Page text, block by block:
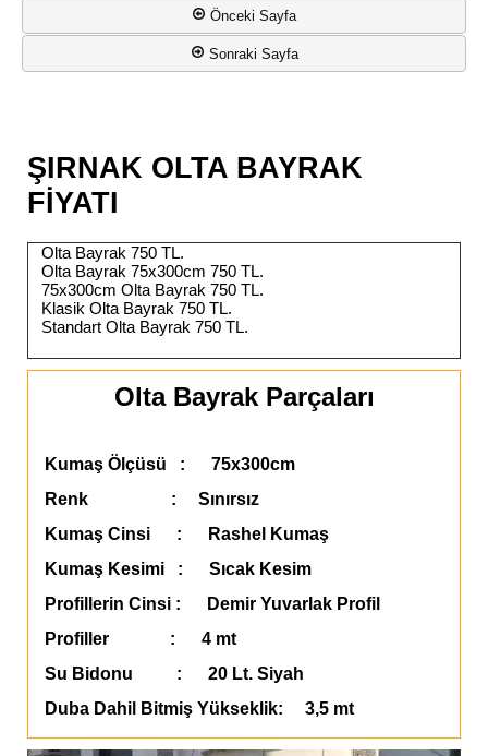
Önceki Sayfa
Sonraki Sayfa
ŞIRNAK OLTA BAYRAK
FİYATI
Olta Bayrak 750 TL.
Olta Bayrak 75x300cm 750 TL.
75x300cm Olta Bayrak 750 TL.
Klasik Olta Bayrak 750 TL.
Standart Olta Bayrak 750 TL.
Olta Bayrak Parçaları
Kumaş Ölçüsü : 75x300cm
Renk : Sınırsız
Kumaş Cinsi : Rashel Kumaş
Kumaş Kesimi : Sıcak Kesim
Profillerin Cinsi : Demir Yuvarlak Profil
Profiller : 4 mt
Su Bidonu : 20 Lt. Siyah
Duba Dahil Bitmiş Yükseklik: 3,5 mt